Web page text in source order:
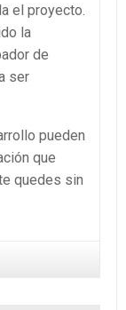
el proyecto.
la
de
ser
pueden
que
quedes sin